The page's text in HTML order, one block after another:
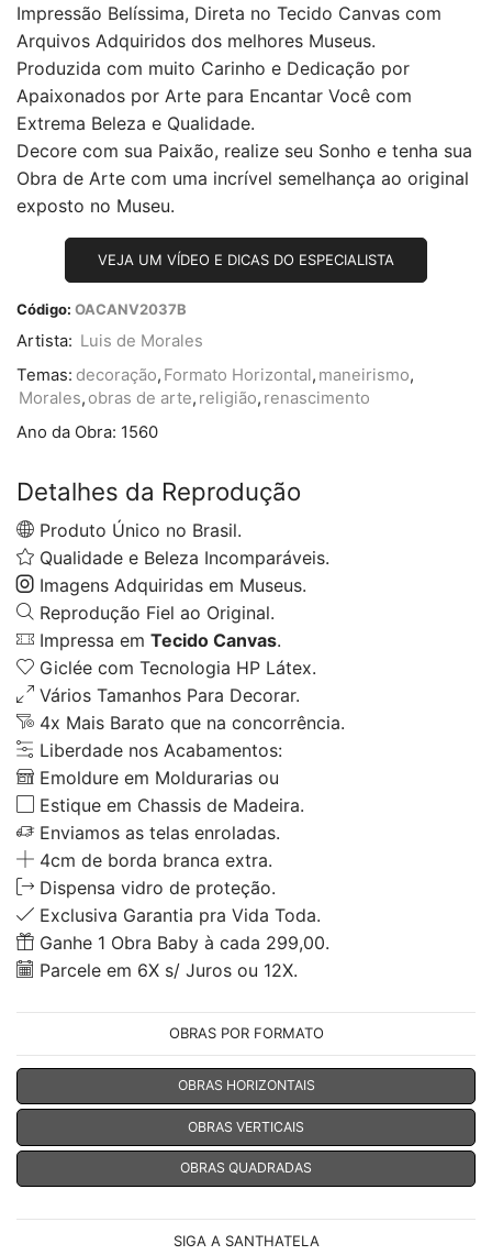
Impressão Belíssima, Direta no Tecido Canvas com
Arquivos Adquiridos dos melhores Museus.
Produzida com muito Carinho e Dedicação por
Apaixonados por Arte para Encantar Você com
Extrema Beleza e Qualidade.
Decore com sua Paixão, realize seu Sonho e tenha sua
Obra de Arte com uma incrível semelhança ao original
exposto no Museu.
VEJA UM VÍDEO E DICAS DO ESPECIALISTA
Código: OACANV2037B
Artista: Luis de Morales
Temas: decoração, Formato Horizontal , maneirismo,
Morales, obras de arte, religião, renascimento
Ano da Obra: 1560
Detalhes da Reprodução
Produto Único no Brasil.
Qualidade e Beleza Incomparáveis.
Imagens Adquiridas em Museus.
Reprodução Fiel ao Original.
Impressa em Tecido Canvas.
Giclée com Tecnologia HP Látex.
Vários Tamanhos Para Decorar.
4x Mais Barato que na concorrência.
Liberdade nos Acabamentos:
Emoldure em Moldurarias ou
Estique em Chassis de Madeira.
Enviamos as telas enroladas.
4cm de borda branca extra.
Dispensa vidro de proteção.
Exclusiva Garantia pra Vida Toda.
Ganhe 1 Obra Baby à cada 299,00.
Parcele em 6X s/ Juros ou 12X.
OBRAS POR FORMATO
OBRAS HORIZONTAIS
OBRAS VERTICAIS
OBRAS QUADRADAS
SIGA A SANTHATELA